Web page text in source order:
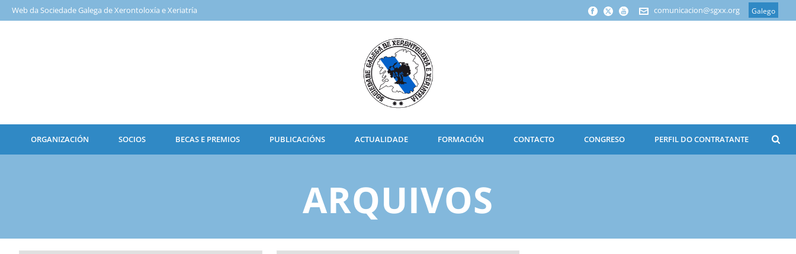
Galego
comunicacion@sgxx.org
Web da Sociedade Galega de Xerontoloxía e Xeriatría
ORGANIZACIÓN SOCIOS BECAS E PREMIOS PUBLICACIÓNS ACTUALIDADE FORMACIÓN CONTACTO CONGRESO PERFIL DO CONTRATANTE
ARQUIVOS